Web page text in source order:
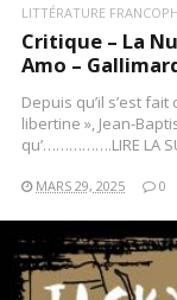
LITTÉRATURE
Critique – La
Amo –
Depuis qu’il s’est
libertine », Jean-
qu’…………….LIRE LA
MARS 29, 2025 0